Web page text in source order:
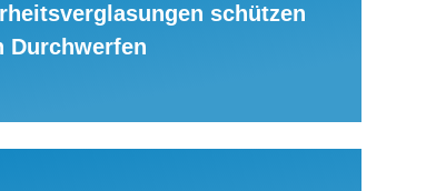
schützen
Durchwerfen